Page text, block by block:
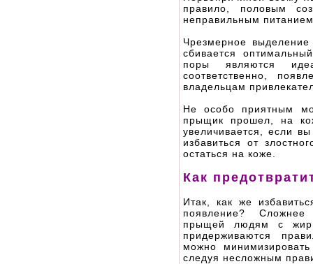
правило, половым
неправильным
Чрезмерное
сбивается
поры являются
соответственно,
владельцам
Не особо приятным
прыщик прошел, на
увеличивается, если
избавиться от
остаться на коже.
Как
Итак, как же
появление? Сложнее
прыщей людям с
придерживаются
можно
следуя несложным